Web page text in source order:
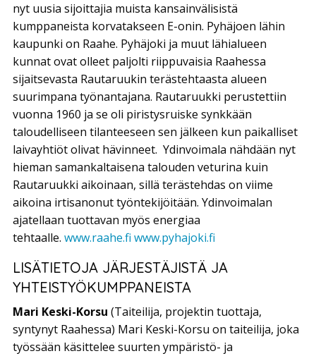
nyt uusia sijoittajia muista kansainvälisistä
kumppaneista korvatakseen E-onin. Pyhäjoen lähin
kaupunki on Raahe. Pyhäjoki ja muut lähialueen
kunnat ovat olleet paljolti riippuvaisia Raahessa
sijaitsevasta Rautaruukin terästehtaasta alueen
suurimpana työnantajana. Rautaruukki perustettiin
vuonna 1960 ja se oli piristysruiske synkkään
taloudelliseen tilanteeseen sen jälkeen kun paikalliset
laivayhtiöt olivat hävinneet. Ydinvoimala nähdään nyt
hieman samankaltaisena talouden veturina kuin
Rautaruukki aikoinaan, sillä terästehdas on viime
aikoina irtisanonut työntekijöitään. Ydinvoimalan
ajatellaan tuottavan myös energiaa
tehtaalle. www.raahe.fi www.pyhajoki.fi
LISÄTIETOJA JÄRJESTÄJISTÄ JA
YHTEISTYÖKUMPPANEISTA
Mari Keski-Korsu (Taiteilija, projektin tuottaja,
syntynyt Raahessa) Mari Keski-Korsu on taiteilija, joka
työssään käsittelee suurten ympäristö- ja